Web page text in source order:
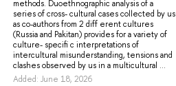
methods. Duoethnographic analysis of a
series of cross- cultural cases collected by us
as co-authors from 2 diff erent cultures
(Russia and Pakitan) provides for a variety of
culture- specifi c interpretations of
intercultural misunderstanding, tensions and
clashes observed by us in a multicultural ...
Added: June 18, 2026